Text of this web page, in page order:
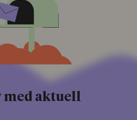
med aktuell